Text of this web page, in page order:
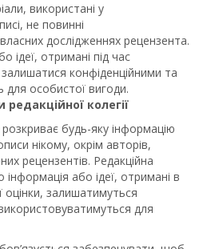
використані у
не повинні
дослідженнях рецензента.
ідеї, отримані під час
конфіденційними та
для особистої вигоди.
редакційної колегії
розкриває будь-яку інформацію
нікому, окрім авторів,
рецензентів. Редакційна
або ідеї, отримані в
оцінки, залишатимуться
для